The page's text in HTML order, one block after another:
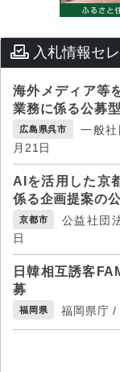
入札情報セ
海外メディア等
業務に係る公募
広島県呉市
一般
月21日
AIを活用した京
係る企画提案の
京都市
公益社団
日
日韓相互誘客
募
福岡県 福岡県庁 /